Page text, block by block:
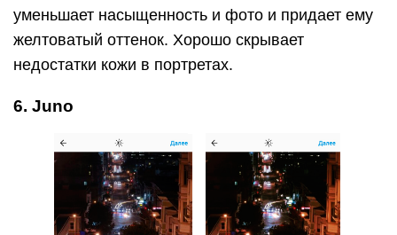
уменьшает насыщенность и фото и придает ему
желтоватый оттенок. Хорошо скрывает
недостатки кожи в портретах.
6. Juno